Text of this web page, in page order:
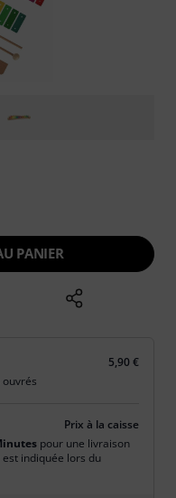
PANIER
5,90 €
Prix à la caisse
pour une livraison
indiquée lors du